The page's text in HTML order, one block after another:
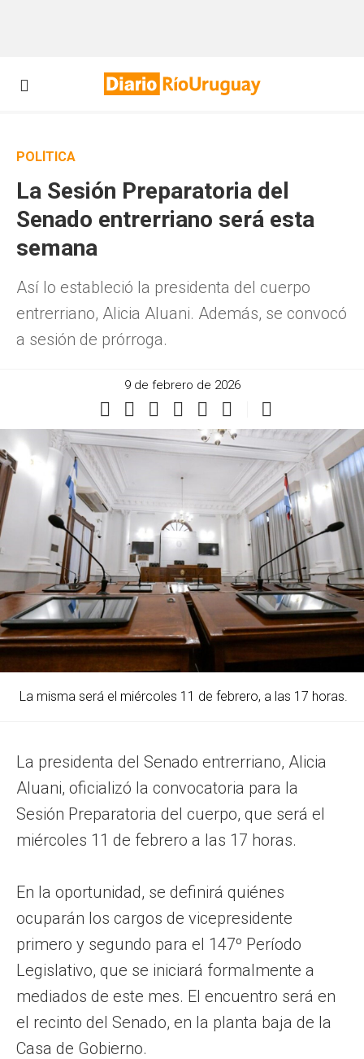
POLÍTICA
La Sesión Preparatoria del
Senado entrerriano será esta
semana
Así lo estableció la presidenta del cuerpo
entrerriano, Alicia Aluani. Además, se convocó
a sesión de prórroga.
9 de febrero de 2026
La misma será el miércoles 11 de febrero, a las 17 horas.
La presidenta del Senado entrerriano, Alicia
Aluani, oficializó la convocatoria para la
Sesión Preparatoria del cuerpo, que será el
miércoles 11 de febrero a las 17 horas.
En la oportunidad, se definirá quiénes
ocuparán los cargos de vicepresidente
primero y segundo para el 147º Período
Legislativo, que se iniciará formalmente a
mediados de este mes. El encuentro será en
el recinto del Senado, en la planta baja de la
Casa de Gobierno.